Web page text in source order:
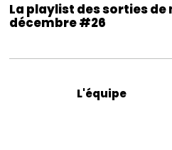
La playlist des sorties
décembre #26
L'équipe